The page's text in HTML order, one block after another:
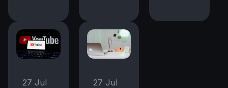
27 Jul
27 Jul